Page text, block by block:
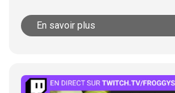
En savoir plus